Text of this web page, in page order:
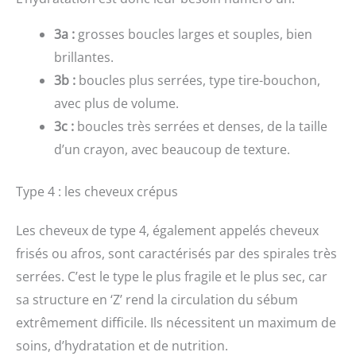
aux pointes;
3a : grosses boucles larges et souples, bien
brillantes.
3b : boucles plus serrées, type tire-bouchon,
avec plus de volume.
3c : boucles très serrées et denses, de la taille
d’un crayon, avec beaucoup de texture.
Type 4 : les cheveux crépus
Les cheveux de type 4, également appelés cheveux
frisés ou afros, sont caractérisés par des spirales très
serrées. C’est le type le plus fragile et le plus sec, car
sa structure en ‘Z’ rend la circulation du sébum
extrêmement difficile. Ils nécessitent un maximum de
soins, d’hydratation et de nutrition.